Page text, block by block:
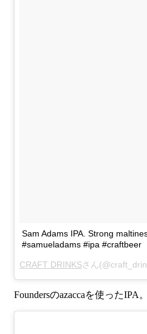
Sam Adams IPA. Strong
#samueladams #ipa #craftbeer
CRAFT DRINKSさん
Foundersのazaccaを使ったIPA